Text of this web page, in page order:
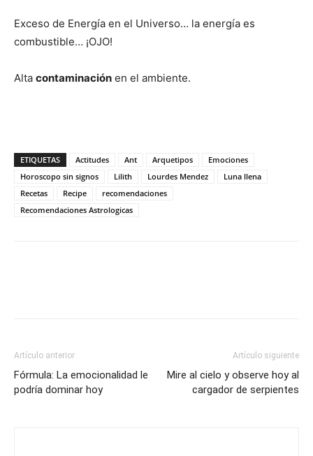
Exceso de Energía en el Universo… la energía es
combustible… ¡OJO!
Alta contaminación en el ambiente.
ETIQUETAS Actitudes Ant Arquetipos
Emociones
Horoscopo sin signos
Lilith Lourdes Mendez
Luna llena
Recetas
Recipe
recomendaciones
Recomendaciones Astrologicas
Artículo anterior
Fórmula: La emocionalidad le
podría dominar hoy
Artículo siguiente
Mire al cielo y observe hoy al
cargador de serpientes